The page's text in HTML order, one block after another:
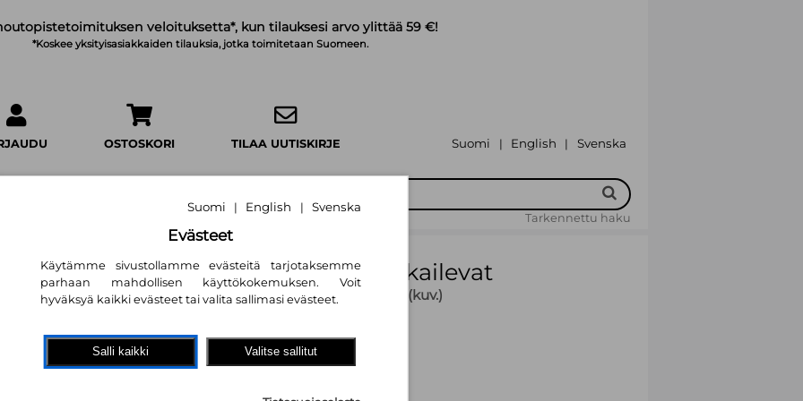
veloituksetta*, kun tilauksesi arvo ylittää 59 €!
*Koskee yksityisasiakkaiden tilauksia, jotka toimitetaan Suomeen.
OSTOSKORI TILAA UUTISKIRJE Suomi | English | Svenska
Tarkennettu haku
Jussi ja Juuso seikkailevat
Richard Scarry,Richard Scarry (kuv.)
10,80 €
Suomi | English | Svenska
Evästeet
Käytämme sivustollamme evästeitä tarjotaksemme
parhaan mahdollisen käyttökokemuksen. Voit
hyväksyä kaikki evästeet tai valita sallimasi evästeet.
Salli kaikki Valitse sallitut